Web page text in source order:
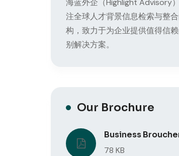
海蓝外企（Highlight Advisory
注全球人才背景信息检索与整
构，致力于为企业提供值得信
别解决方案。
Our Brochure
Business
78 KB